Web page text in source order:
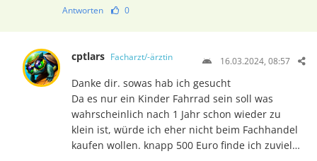
Antworten 0
cptlars Facharzt/-ärztin 16.03.2024, 08:57
Danke dir. sowas hab ich gesucht
Da es nur ein Kinder Fahrrad sein soll was
wahrscheinlich nach 1 Jahr schon wieder zu
klein ist, würde ich eher nicht beim Fachhandel
kaufen wollen. knapp 500 Euro finde ich zuviel…